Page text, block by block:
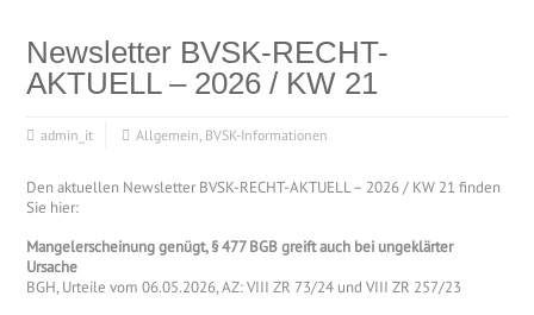
Newsletter BVSK-RECHT-
AKTUELL – 2026 / KW 21
admin_it Allgemein, BVSK-Informationen
Den aktuellen Newsletter BVSK-RECHT-AKTUELL – 2026 / KW 21 finden
Sie hier:
Mangelerscheinung genügt, § 477 BGB greift auch bei ungeklärter
Ursache
BGH, Urteile vom 06.05.2026, AZ: VIII ZR 73/24 und VIII ZR 257/23